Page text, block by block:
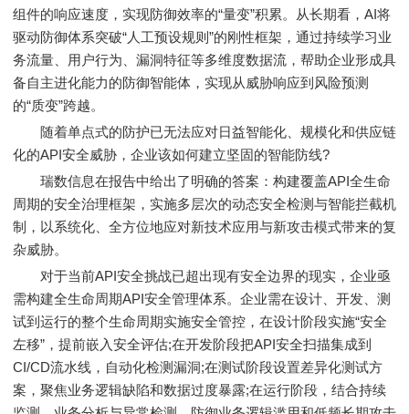
组件的响应速度，实现防御效率的“量变”积累。从长期看，AI将
驱动防御体系突破“人工预设规则”的刚性框架，通过持续学习业
务流量、用户行为、漏洞特征等多维度数据流，帮助企业形成具
备自主进化能力的防御智能体，实现从威胁响应到风险预测
的“质变”跨越。
随着单点式的防护已无法应对日益智能化、规模化和供应链
化的API安全威胁，企业该如何建立坚固的智能防线?
瑞数信息在报告中给出了明确的答案：构建覆盖API全生命
周期的安全治理框架，实施多层次的动态安全检测与智能拦截机
制，以系统化、全方位地应对新技术应用与新攻击模式带来的复
杂威胁。
对于当前API安全挑战已超出现有安全边界的现实，企业亟
需构建全生命周期API安全管理体系。企业需在设计、开发、测
试到运行的整个生命周期实施安全管控，在设计阶段实施“安全
左移”，提前嵌入安全评估;在开发阶段把API安全扫描集成到
CI/CD流水线，自动化检测漏洞;在测试阶段设置差异化测试方
案，聚焦业务逻辑缺陷和数据过度暴露;在运行阶段，结合持续